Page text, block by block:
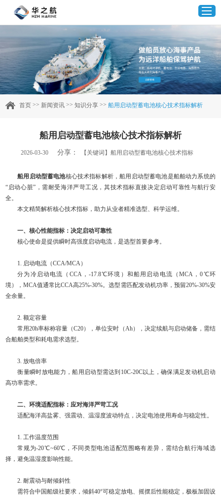
首页
产品中心
新闻资讯
首页 >> 新闻资讯 >>知识分享 >>船用启动型蓄电池核心技术指标解析
船用启动型蓄电池核心技术指标解析
2026-03-30 分享： 【关键词】船用启动型蓄电池核心技术指标
船用启动型蓄电池核心技术指标解析，船用启动型蓄电池是船舶动力系统的
“启动心脏”，需耐受海洋严苛工况，其技术指标直接决定启动可靠性与航行安
全。
本文精简解析核心技术指标，助力从业者精准选型、科学运维。
一、核心性能指标：决定启动可靠性
核心使命是提供瞬时高强度启动电流，是选型首要参考。
1. 启动电流（CCA/MCA）
分为冷启动电流（CCA，-17.8℃环境）和船用启动电流（MCA，0℃环
境），MCA值通常比CCA高25%-30%。选型需匹配发动机功率，预留20%-30%安
全余量。
2. 额定容量
常用20h率标称容量（C20），单位安时（Ah），决定续航与启动储备，需结
合船舶类型和耗电需求选型。
3. 放电倍率
衡量瞬时放电能力，船用启动型需达到10C-20C以上，确保满足发动机启动
高功率需求。
二、环境适配指标：应对海洋严苛工况
适配海洋高盐雾、强震动、温湿度波动特点，决定电池使用寿命与稳定性。
1. 工作温度范围
常规为-20℃~60℃，不同类型电池适配范围略有差异，需结合航行海域选
择，避免温湿度影响性能。
2. 耐震动与耐倾斜性
需符合中国船级社要求，倾斜40°可稳定放电、摇摆后性能稳定，极板加固设